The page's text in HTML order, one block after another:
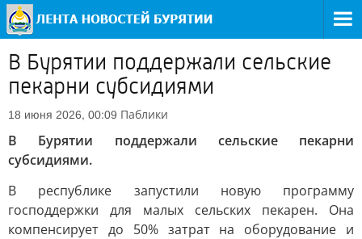
В Бурятии поддержали сельские
пекарни субсидиями
18 июня 2026, 00:09 Паблики
В Бурятии поддержали сельские пекарни
субсидиями.
В республике запустили новую программу
господдержки для малых сельских пекарен. Она
компенсирует до 50% затрат на оборудование и